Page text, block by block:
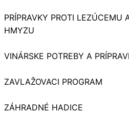
PRÍPRAVKY PROTI LEZÚCEMU
HMYZU
VINÁRSKE POTREBY A
ZAVLAŽOVACI PROGRAM
ZÁHRADNÉ HADICE